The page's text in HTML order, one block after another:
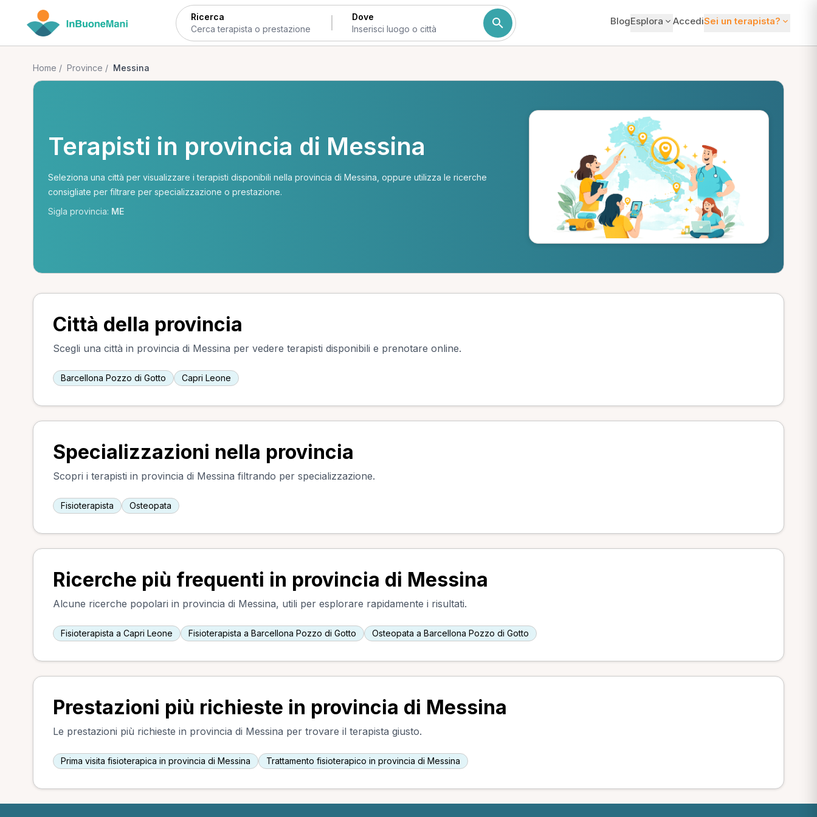
Ricerca Dove BlogEsplora AccediSei un terapista?
Home / Province / Messina
Terapisti in provincia di Messina
Seleziona una città per visualizzare i terapisti disponibili nella provincia di Messina, oppure utilizza le ricerche
consigliate per filtrare per specializzazione o prestazione.
Sigla provincia: ME
Città della provincia
Scegli una città in provincia di Messina per vedere terapisti disponibili e prenotare online.
Barcellona Pozzo di Gotto Capri Leone
Specializzazioni nella provincia
Scopri i terapisti in provincia di Messina filtrando per specializzazione.
Fisioterapista Osteopata
Ricerche più frequenti in provincia di Messina
Alcune ricerche popolari in provincia di Messina, utili per esplorare rapidamente i risultati.
Fisioterapista a Capri Leone Fisioterapista a Barcellona Pozzo di Gotto Osteopata a Barcellona Pozzo di Gotto
Prestazioni più richieste in provincia di Messina
Le prestazioni più richieste in provincia di Messina per trovare il terapista giusto.
Prima visita fisioterapica in provincia di Messina Trattamento fisioterapico in provincia di Messina